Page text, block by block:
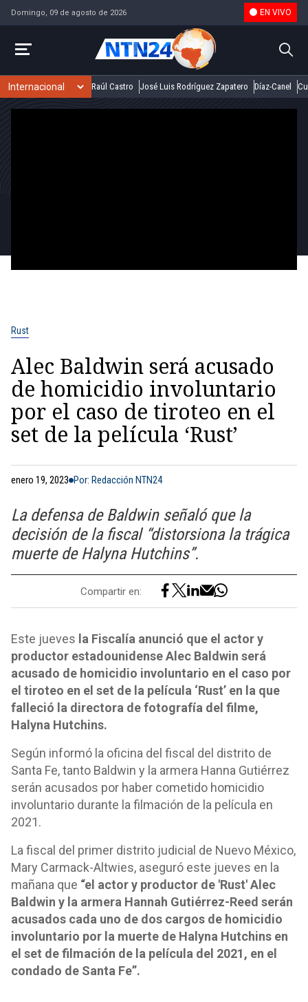
Domingo, 09 de agosto de 2026 EN VIVO
Raúl Castro José Luis Rodríguez Zapatero Díaz-Canel
Rust
Alec Baldwin será acusado
de homicidio involuntario
por el caso de tiroteo en el
set de la película ‘Rust’
enero 19, 2023 Por: Redacción NTN24
La defensa de Baldwin señaló que la
decisión de la fiscal “distorsiona la trágica
muerte de Halyna Hutchins”.
Compartir en:
Este jueves la Fiscalía anunció que el actor y
productor estadounidense Alec Baldwin será
acusado de homicidio involuntario en el caso por
el tiroteo en el set de la película ‘Rust’ en la que
falleció la directora de fotografía del filme,
Halyna Hutchins.
Según informó la oficina del fiscal del distrito de
Santa Fe, tanto Baldwin y la armera Hanna Gutiérrez
serán acusados por haber cometido homicidio
involuntario durante la filmación de la película en
2021.
La fiscal del primer distrito judicial de Nuevo México,
Mary Carmack-Altwies, aseguró este jueves en la
mañana que “el actor y productor de 'Rust' Alec
Baldwin y la armera Hannah Gutiérrez-Reed serán
acusados cada uno de dos cargos de homicidio
involuntario por la muerte de Halyna Hutchins en
el set de filmación de la película del 2021, en el
condado de Santa Fe”.